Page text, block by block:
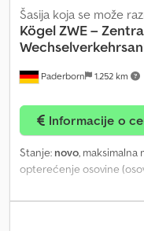
Paderborn 1.252 km
Šasija koja se može
KögelZWE –
Informacije o
Stanje: novo, maksimalna
opterećenje osovine
opterećenje osovine
rastojanje:6.260 mm,
zadovoljstvom vam